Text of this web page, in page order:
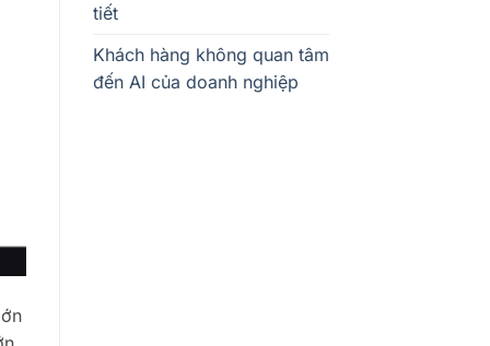
tiết
Khách hàng không quan tâm
đến AI của doanh nghiệp